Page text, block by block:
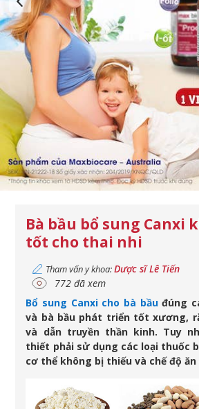
Bà bầu bổ sung Canxi
tốt cho thai nhi
Tham vấn y khoa:Dược sĩ Lê Tiến
772 đã xem
Bổ sung Canxi cho bà bầuđúng
và bà bầu phát triển tốt xương,
và dẫn truyền thần kinh. Tuy
thiết phải sử dụng các loại thuốc
cơ thể không bị thiếu và chế độ ăn